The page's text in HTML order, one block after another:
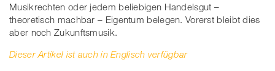
Musikrechten oder jedem beliebigen Handelsgut –
theoretisch machbar – Eigentum belegen. Vorerst bleibt dies
aber noch Zukunftsmusik.
Dieser Artikel ist auch in Englisch verfügbar